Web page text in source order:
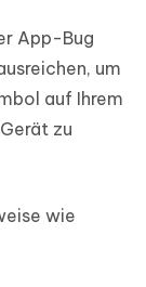
App-Bug
um
auf Ihrem
zu
wie